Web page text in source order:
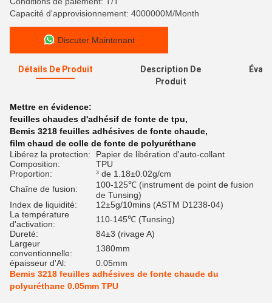
Capacité d'approvisionnement: 4000000M/Month
Discuter Maintenant
Détails De Produit
Description De
Produit
Mettre en évidence:
feuilles chaudes d'adhésif de fonte de tpu,
Bemis 3218 feuilles adhésives de fonte chaude,
film chaud de colle de fonte de polyuréthane
Libérez la protection:
Papier de libération d'auto-collant
Composition:
TPU
Proportion:
³ de 1.18±0.02g/cm
Chaîne de fusion:
100-125℃ (instrument de point de fusion
de Tunsing)
Index de liquidité:
12±5g/10mins (ASTM D1238-04)
La température
d'activation:
110-145℃ (Tunsing)
Dureté:
84±3 (rivage A)
Largeur
conventionnelle:
1380mm
épaisseur d'Al:
0.05mm
Bemis 3218 feuilles adhésives de fonte chaude du
polyuréthane 0.05mm TPU